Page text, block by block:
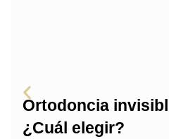
Ortodoncia
¿Cuál elegir?